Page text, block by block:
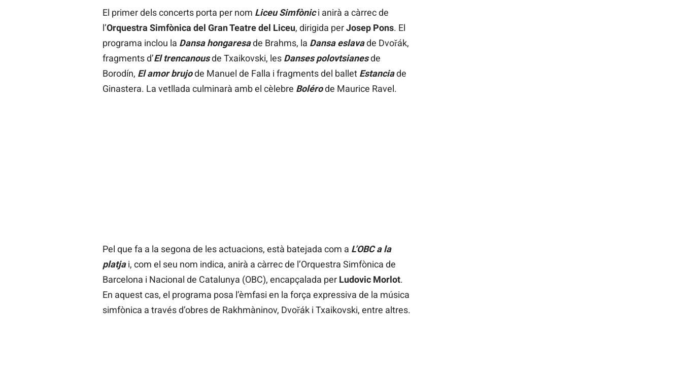
El primer dels concerts porta per nom Liceu Simfònici anirà a càrrec de
l’Orquestra Simfònica del Gran Teatre del Liceu, dirigida perJosep Pons. El
programa inclou la Dansa hongaresade Brahms, la Dansa eslavade Dvořák,
fragments d’El trencanousde Txaikovski, les Danses polovtsianesde
Borodín, El amor brujode Manuel de Falla i fragments del ballet Estanciade
Ginastera. La vetllada culminarà amb el cèlebre Bolérode Maurice Ravel.
Pel que fa a la segona de les actuacions, està batejada com a L’OBC a la
platjai, com el seu nom indica, anirà a càrrec de l’Orquestra Simfònica de
Barcelona i Nacional de Catalunya (OBC), encapçalada per Ludovic Morlot.
En aquest cas, el programa posa l’èmfasi en la força expressiva de la música
simfònica a través d’obres de Rakhmàninov, Dvořák i Txaikovski, entre altres.